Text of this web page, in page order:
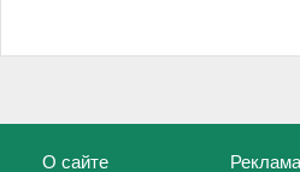
О сайте Реклама